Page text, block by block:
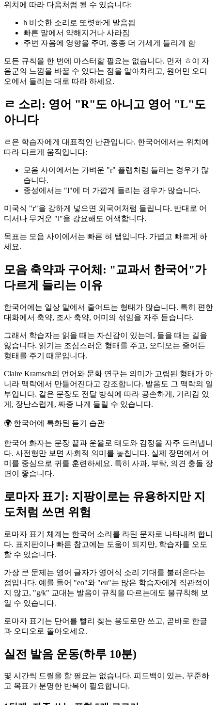
위치에 따라 다음처럼 될 수 있습니다:
h 비슷한 소리로 또렷하게 발음됨
빠른 말에서 약해지거나 사라짐
주변 자음에 영향을 주며, 종종 더 거세게 들리게 함
모든 규칙을 한 번에 마스터할 필요는 없습니다. 먼저 ㅎ이 자
음군의 느낌을 바꿀 수 있다는 점을 알아차리고, 원어민 오디
오에서 들리는 대로 따라 하세요.
ㄹ 소리: 영어 "R"도 아니고 영어 "L"도
아니다
ㄹ은 학습자에게 대표적인 난관입니다. 한국어에서는 위치에
따라 다르게 움직입니다:
모음 사이에서는 가벼운 "r" 플랩처럼 들리는 경우가 많
습니다.
종성에서는 "l"에 더 가깝게 들리는 경우가 많습니다.
미국식 "r"을 강하게 넣으면 외국어처럼 들립니다. 반대로 어
디서나 무거운 "l"을 강요해도 어색합니다.
목표는 모음 사이에서는 빠른 혀 탭입니다. 가볍고 빠르게 하
세요.
모음 축약과 구어체: "교과서 한국어"가
다르게 들리는 이유
한국어에는 일상 말에서 줄어드는 형태가 많습니다. 특히 편한
대화에서 축약, 조사 축약, 어미의 섞임을 자주 듣습니다.
그래서 학습자는 읽을 때는 자신감이 있는데, 들을 때는 길을
잃습니다. 읽기는 조심스러운 형태를 주고, 오디오는 줄어든
형태를 주기 때문입니다.
Claire Kramsch의 언어와 문화 연구는 의미가 고립된 형태가 아
니라 맥락에서 만들어진다고 강조합니다. 발음도 그 맥락의 일
부입니다. 같은 문장도 전달 방식에 따라 공손하게, 거리감 있
게, 장난스럽게, 짜증 나게 들릴 수 있습니다.
🌍 한국어에 특화된 듣기 습관
한국어 화자는 문장 끝과 운율로 태도와 감정을 자주 드러냅니
다. 사전형만 보면 사회적 의미를 놓칩니다. 실제 장면에서 어
미를 중심으로 귀를 훈련하세요. 특히 사과, 부탁, 의견 충돌 장
면이 좋습니다.
로마자 표기: 지팡이로는 유용하지만 지
도처럼 쓰면 위험
로마자 표기 체계는 한국어 소리를 라틴 문자로 나타내려 합니
다. 표지판이나 빠른 참고에는 도움이 되지만, 학습자를 오도
할 수 있습니다.
가장 큰 문제는 영어 글자가 영어식 소리 기대를 불러온다는
점입니다. 예를 들어 "eo"와 "eu"는 많은 학습자에게 직관적이
지 않고, "g/k" 교대는 발음이 규칙을 따르는데도 불규칙해 보
일 수 있습니다.
로마자 표기는 단어를 빨리 찾는 용도로만 쓰고, 곧바로 한글
과 오디오로 돌아오세요.
실전 발음 운동(하루 10분)
몇 시간씩 드릴을 할 필요는 없습니다. 피드백이 있는, 꾸준하
고 목표가 분명한 반복이 필요합니다.